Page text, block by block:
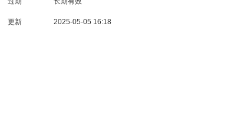
更新 2025-05-05 16:18